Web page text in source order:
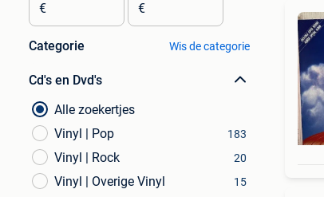
€ €
Categorie Wis de categorie
Cd's en Dvd's
Alle zoekertjes
Vinyl | Pop
183
Vinyl | Rock 20
Vinyl | Overige Vinyl 15